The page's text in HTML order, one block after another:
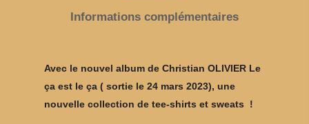
Informations complémentaires
Avec le nouvel album de Christian OLIVIER Le
ça est le ça ( sortie le 24 mars 2023), une
nouvelle collection de tee-shirts et sweats !
CHATS PELÉS
MON SLIP